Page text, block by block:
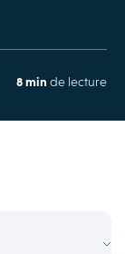
8 min de lecture